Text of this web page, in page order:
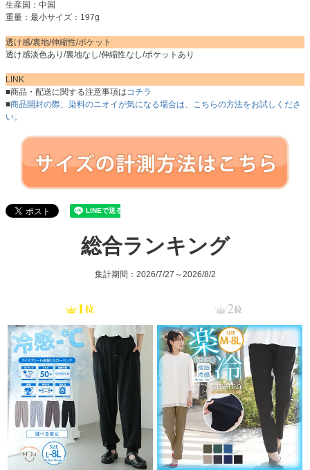
生産国：中国
重量：最小サイズ：197g
透け感/裏地/伸縮性/ポケット
透け感淡色あり/裏地なし/伸縮性なし/ポケットあり
LINK
■商品・配送に関する注意事項はコチラ
■商品開封の際、染料のニオイが気になる場合は、こちらの方法をお試しくださ
い。
総合ランキング
集計期間：2026/7/27～2026/8/2